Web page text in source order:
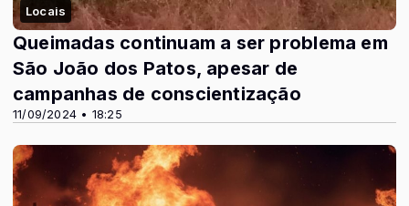
Locais
11/09/2024 • 18:25
Queimadas continuam a ser problema em
São João dos Patos, apesar de
campanhas de conscientização